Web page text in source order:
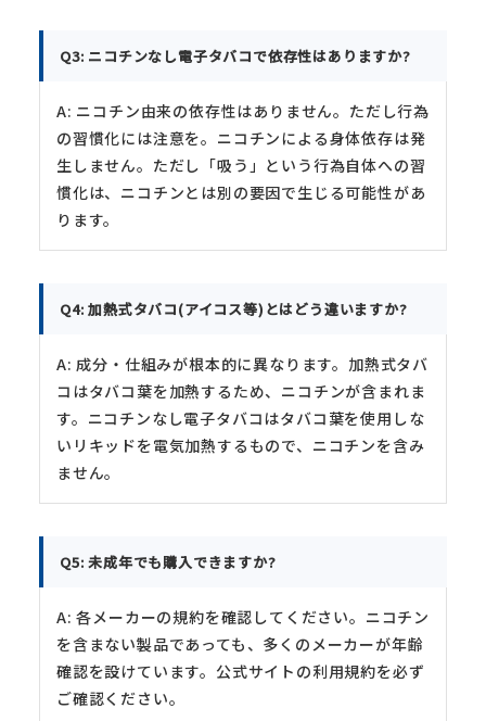
Q3: ニコチンなし電子タバコで依存性はありますか?
A: ニコチン由来の依存性はありません。ただし行為
の習慣化には注意を。ニコチンによる身体依存は発
生しません。ただし「吸う」という行為自体への習
慣化は、ニコチンとは別の要因で生じる可能性があ
ります。
Q4: 加熱式タバコ(アイコス等)とはどう違いますか?
A: 成分・仕組みが根本的に異なります。加熱式タバ
コはタバコ葉を加熱するため、ニコチンが含まれま
す。ニコチンなし電子タバコはタバコ葉を使用しな
いリキッドを電気加熱するもので、ニコチンを含み
ません。
Q5: 未成年でも購入できますか?
A: 各メーカーの規約を確認してください。ニコチン
を含まない製品であっても、多くのメーカーが年齢
確認を設けています。公式サイトの利用規約を必ず
ご確認ください。